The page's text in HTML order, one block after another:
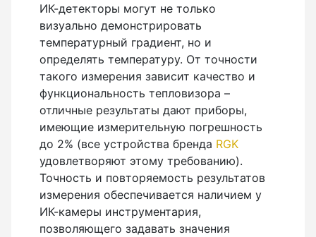
ИК-детекторы могут не только
визуально демонстрировать
температурный градиент, но и
определять температуру. От точности
такого измерения зависит качество и
функциональность тепловизора –
отличные результаты дают приборы,
имеющие измерительную погрешность
до 2% (все устройства бренда RGK
удовлетворяют этому требованию).
Точность и повторяемость результатов
измерения обеспечивается наличием у
ИК-камеры инструментария,
позволяющего задавать значения
Кабеледефектоискатели
Кабелеискатели
Люкоискатели
Металлоискатели